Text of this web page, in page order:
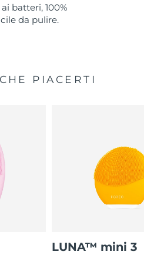
batteri, 100%
da pulire.
PIACERTI
LUNA™ mini 3